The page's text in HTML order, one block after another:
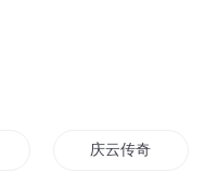
庆 庆云传奇